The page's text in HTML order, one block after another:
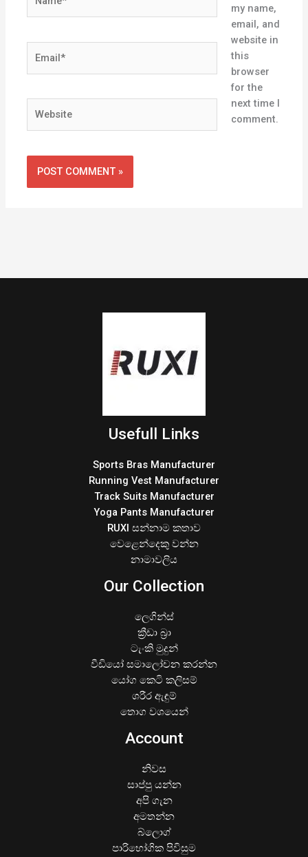
my name,
email, and
website in
this
browser
for the
next time I
comment.
Usefull Links
Sports Bras Manufacturer
Running Vest Manufacturer
Track Suits Manufacturer
Yoga Pants Manufacturer
RUXI සන්නාම කතාව
වෙළෙන්දෙකු වන්න
නාමාවලිය
Our Collection
ලෙගින්ස්
ක්‍රීඩා බ්‍රා
ටැංකි මුදුන්
වීඩියෝ සමාලෝචන කරන්න
යෝග කෙටි කලිසම්
ශරීර ඇඳුම්
තොග වශයෙන්
Account
නිවස
සාප්පු යන්න
අපි ගැන
අමතන්න
බ්ලොග්
පාරිභෝගික පිවිසුම